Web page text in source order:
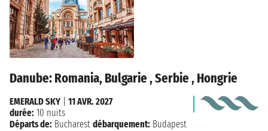
Danube: Romania, Bulgarie , Serbie , Hongrie
EMERALD SKY
11 AVR. 2027
durée: 10 nuits
Départs de: Bucharest débarquement: Budapest